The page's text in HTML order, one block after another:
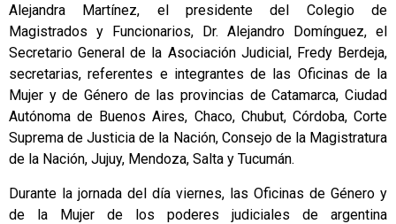
Alejandra Martínez, el presidente del Colegio de
Magistrados y Funcionarios, Dr. Alejandro Domínguez, el
Secretario General de la Asociación Judicial, Fredy Berdeja,
secretarias, referentes e integrantes de las Oficinas de la
Mujer y de Género de las provincias de Catamarca, Ciudad
Autónoma de Buenos Aires, Chaco, Chubut, Córdoba, Corte
Suprema de Justicia de la Nación, Consejo de la Magistratura
de la Nación, Jujuy, Mendoza, Salta y Tucumán.
Durante la jornada del día viernes, las Oficinas de Género y
de la Mujer de los poderes judiciales de argentina